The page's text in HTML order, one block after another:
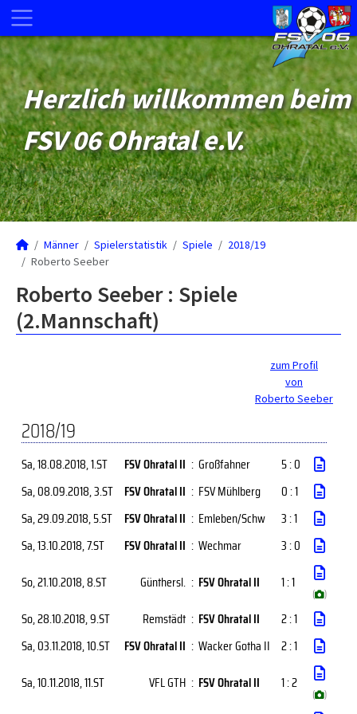
Herzlich willkommen beim
FSV 06 Ohratal e.V.
Männer Spielerstatistik Spiele
2018/19
Roberto Seeber
Roberto Seeber : Spiele
(2.Mannschaft)
zum Profil
von
Roberto Seeber
2018/19
Sa, 18.08.2018, 1.ST FSV Ohratal II : Großfahner
5 : 0
Sa, 08.09.2018, 3.ST FSV Ohratal II : FSV Mühlberg
0 : 1
Sa, 29.09.2018, 5.ST FSV Ohratal II : Emleben/Schw
3 : 1
Sa, 13.10.2018, 7.ST FSV Ohratal II : Wechmar
3 : 0
So, 21.10.2018, 8.ST Günthersl. : FSV Ohratal II 1 : 1
( )
So, 28.10.2018, 9.ST Remstädt : FSV Ohratal II
2 : 1
Sa, 03.11.2018, 10.ST FSV Ohratal II : Wacker Gotha II 2 : 1
Sa, 10.11.2018, 11.ST VFL GTH : FSV Ohratal II 1 : 2
( )